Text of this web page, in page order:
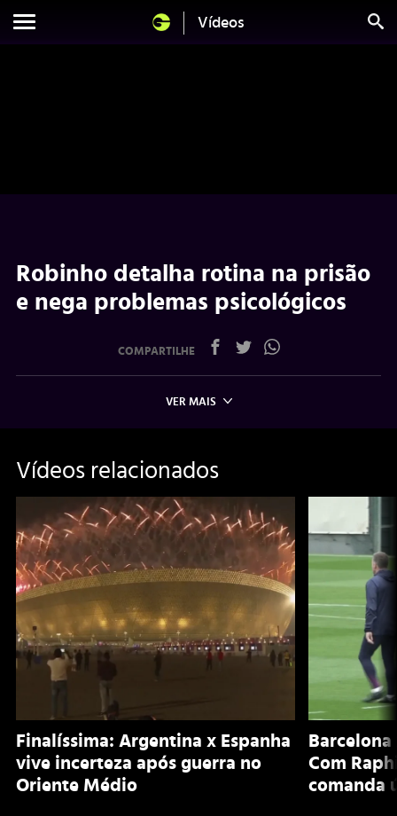
Vídeos
Robinho detalha rotina na prisão
e nega problemas psicológicos
COMPARTILHE
VER MAIS
Vídeos relacionados
Finalíssima: Argentina x Espanha
vive incerteza após guerra no
Oriente Médio
Com
comanda